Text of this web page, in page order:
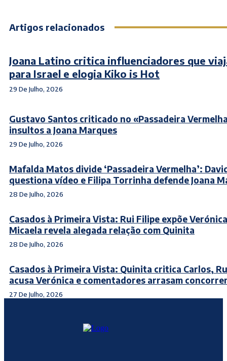
Artigos relacionados
Joana Latino critica influenciadores que
para Israel e elogia Kiko is Hot
29 De Julho, 2026
Gustavo Santos criticado no «Passadeira
insultos a Joana Marques
29 De Julho, 2026
Mafalda Matos divide ‘Passadeira Vermelha’:
questiona vídeo e Filipa Torrinha defende Joana
28 De Julho, 2026
Casados à Primeira Vista: Rui Filipe expõe
Micaela revela alegada relação com Quinita
28 De Julho, 2026
Casados à Primeira Vista: Quinita critica Carlos,
acusa Verónica e comentadores arrasam
27 De Julho, 2026